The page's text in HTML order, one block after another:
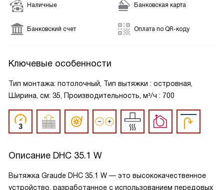
Наличные Банковская карта
Банковский счет Оплата по QR-коду
Ключевые особенности
Тип монтажа: потолочный, Тип вытяжки : островная,
Ширина, см: 35, Производительность, м³/ч : 700
Описание DHC 35.1 W
Вытяжка Graude DHC 35.1 W — это высококачественное
устройство, разработанное с использованием передовых